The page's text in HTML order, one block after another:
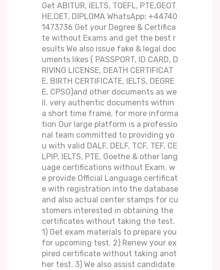
Get ABITUR, IELTS, TOEFL, PTE,GEOT
HE,OET, DIPLOMA WhatsApp: +44740
1473736 Get your Degree & Certifica
te without Exams and get the best r
esults We also issue fake & legal doc
uments likes ( PASSPORT, ID CARD, D
RIVING LICENSE, DEATH CERTIFICAT
E, BIRTH CERTIFICATE, IELTS, DEGRE
E, CPSO)and other documents as we
ll. very authentic documents within
a short time frame, for more informa
tion Our large platform is a professio
nal team committed to providing yo
u with valid DALF, DELF, TCF, TEF, CE
LPIP, IELTS, PTE, Goethe & other lang
uage certifications without Exam. w
e provide Official Language certificat
e with registration into the database
and also actual center stamps for cu
stomers interested in obtaining the
certificates without taking the test.
1) Get exam materials to prepare you
for upcoming test. 2) Renew your ex
pired certificate without taking anot
her test. 3) We also assist candidate